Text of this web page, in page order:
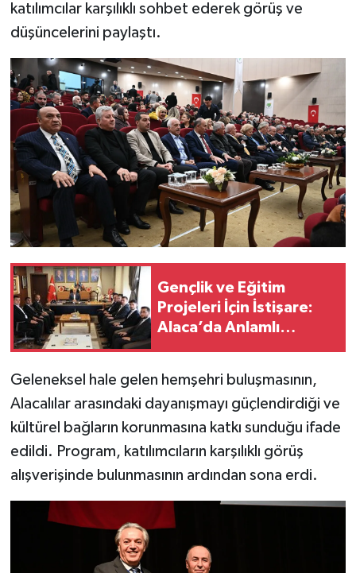
katılımcılar karşılıklı sohbet ederek görüş ve
düşüncelerini paylaştı.
Gençlik ve Eğitim
Projeleri İçin İstişare:
Alaca’da Anlamlı
Geleneksel hale gelen hemşehri buluşmasının,
Alacalılar arasındaki dayanışmayı güçlendirdiği ve
kültürel bağların korunmasına katkı sunduğu ifade
edildi. Program, katılımcıların karşılıklı görüş
alışverişinde bulunmasının ardından sona erdi.